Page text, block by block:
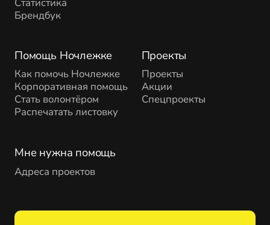
Брендбук
Помощь Ночлежке
Как помочь Ночлежке
Корпоративная помощь
Стать волонтёром
Распечатать листовку
Проекты
Проекты
Акции
Спецпроекты
Мне нужна помощь
Адреса проектов